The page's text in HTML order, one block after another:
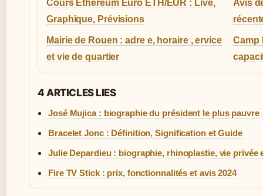
Cours Ethereum Euro ETH/EUR : Live,
Graphique, Prévisions
Avis
Mairie de Rouen : adre e, horaire , ervice
et vie de quartier
Camp
4 ARTICLES LIES
José Mujica : biographie du président le plus pauvre
Bracelet Jonc : Définition, Signification et Guide
Julie Depardieu : biographie, rhinoplastie, vie privée
Fire TV Stick : prix, fonctionnalités et avis 2024